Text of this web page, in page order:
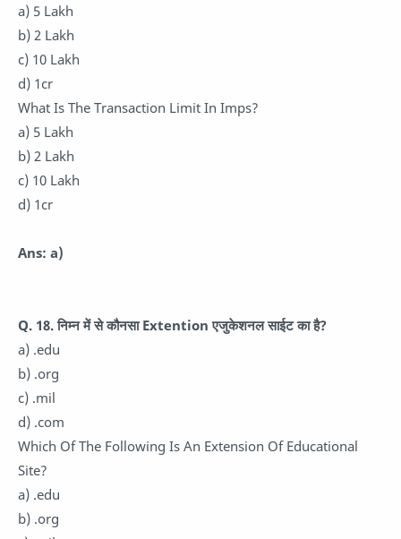
a) 5 Lakh
b) 2 Lakh
c) 10 Lakh
d) 1cr
What Is The Transaction Limit In Imps?
a) 5 Lakh
b) 2 Lakh
c) 10 Lakh
d) 1cr
Ans: a)
Q. 18.निम्न में से कौनसा Extention एजुकेशनल साईट का है?
a) .edu
b) .org
c) .mil
d) .com
Which Of The Following Is An Extension Of Educational
Site?
a) .edu
b) .org